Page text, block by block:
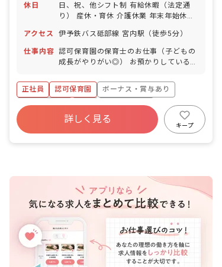
休日
日、祝、他シフト制 有給休暇（法定通
り） 産休・育休 介護休業 年末年始休暇
能性有
アクセス 伊予鉄バス砥部線 宮内駅（徒歩5分）
仕事内容 認可保育園の保育士のお仕事（子どもの
成長がやりがい◎） お預かりしている子
・食事・睡眠・排泄・清潔・衣類の着脱
等 ・集団生活を通じた社会性の装着 ・
行事の計画・実行、お知らせの作成
正社員 認可保育園
ボーナス・賞与あり
社会保険完備
有給
福利厚生充実
昇給昇進あり
産休育休制度
詳しく見る
キープ